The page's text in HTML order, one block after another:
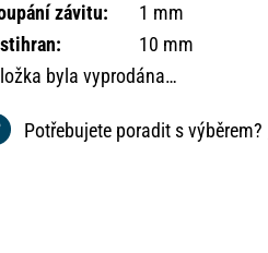
závitu:
1 mm
:
10 mm
byla vyprodána…
Potřebujete poradit s výběrem?